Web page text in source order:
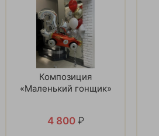
Композиция
«Маленький гонщик»
4 800 ₽